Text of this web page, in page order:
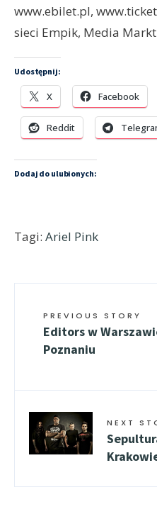
www.ebilet.pl,
sieci Empik, Media
Udostępnij:
X Facebook
Reddit
Dodaj do ulubionych:
Tagi: Ariel Pink
PREVIOUS STORY
Editors w
Poznaniu
NEXT